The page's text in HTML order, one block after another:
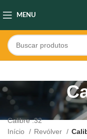
MENU
Calibre .32
Início
Revólver